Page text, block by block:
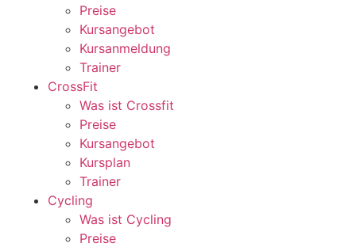
Preise
Kursangebot
Kursanmeldung
Trainer
CrossFit
Was ist Crossfit
Preise
Kursangebot
Kursplan
Trainer
Cycling
Was ist Cycling
Preise